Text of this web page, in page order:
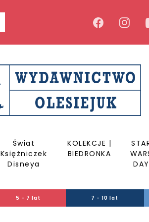
Świat
Księżniczek
Disneya
KOLEKCJE |
BIEDRONKA
DAY
5 - 7 lat 7 - 10 lat